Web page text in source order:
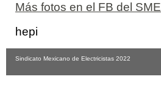
Más fotos en el FB del SME
hepi
Sindicato Mexicano de Electricistas 2022